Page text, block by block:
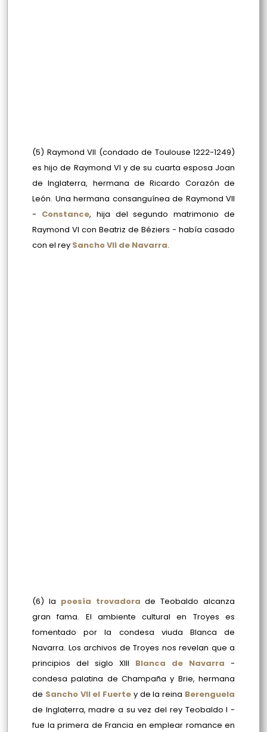
(5) Raymond VII (condado de Toulouse 1222-1249)
es hijo de Raymond VI y de su cuarta esposa Joan
de Inglaterra, hermana de Ricardo Corazón de
León. Una hermana consanguínea de Raymond VII
- Constance, hija del segundo matrimonio de
Raymond VI con Beatriz de Béziers - había casado
con el rey Sancho VII de Navarra.
(6) la poesía trovadora de Teobaldo alcanza
gran fama. El ambiente cultural en Troyes es
fomentado por la condesa viuda Blanca de
Navarra. Los archivos de Troyes nos revelan que a
principios del siglo XIII Blanca de Navarra -
condesa palatina de Champaña y Brie, hermana
de Sancho VII el Fuerte y de la reina Berenguela
de Inglaterra, madre a su vez del rey Teobaldo I -
fue la primera de Francia en emplear romance en